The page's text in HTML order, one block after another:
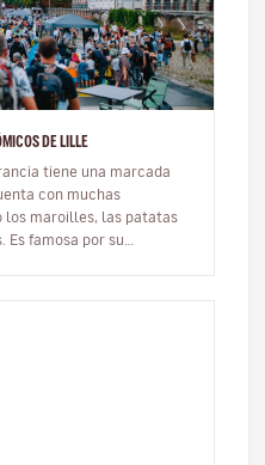
DE LILLE
tiene una marcada
con muchas
los maroilles, las patatas
Es famosa por su